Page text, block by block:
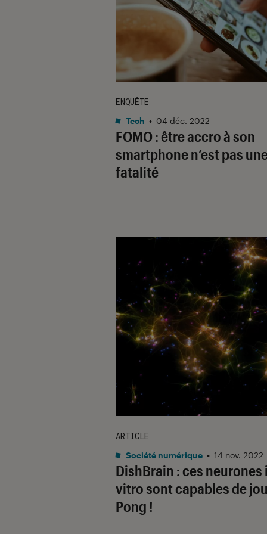
FOMO : être accro à son
smartphone n’est pas
fatalité
ENQUÊTE
Tech • 04 déc. 2022
DishBrain : ces neurones
vitro sont capables de
Pong !
ARTICLE
Société numérique • 14 nov. 2022